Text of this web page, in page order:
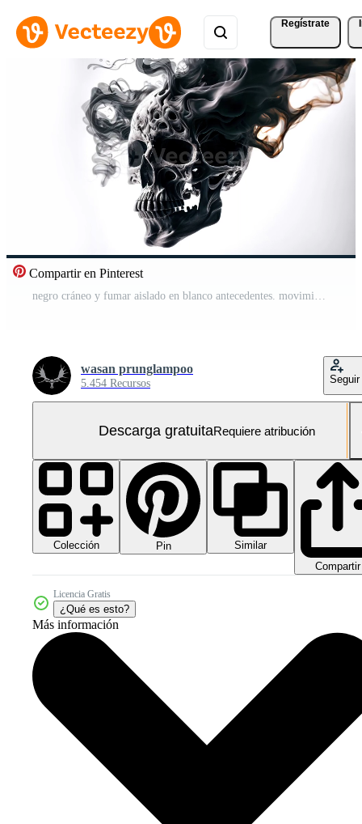
Regístrate
Compartir en Pinterest
negro cráneo y fumar aislado en blanco antecedentes. movimiento. Vídeo Gratis
wasan prunglampoo
5.454 Recursos Seguir
Descarga gratuitaRequiere atribución
Colección Pin
Similar
Compartir
Licencia Gratis
¿Qué es esto?
Más información